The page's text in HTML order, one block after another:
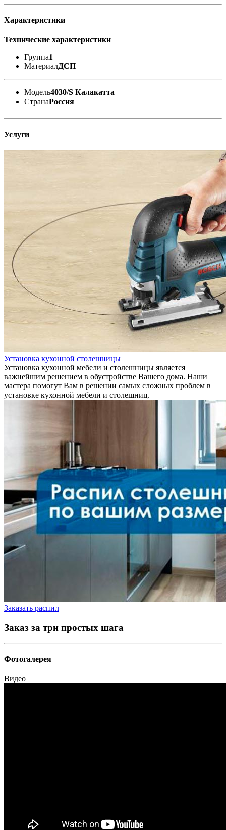
Характеристики
Технические характеристики
Группа1
МатериалДСП
Модель4030/S Калакатта
СтранаРоссия
Услуги
Установка кухонной столешницы
Установка кухонной мебели и столешницы является
важнейшим решением в обустройстве Вашего дома. Наши
мастера помогут Вам в решении самых сложных проблем в
установке кухонной мебели и столешниц.
Заказать распил
Заказ за три простых шага
Фотогалерея
Видео